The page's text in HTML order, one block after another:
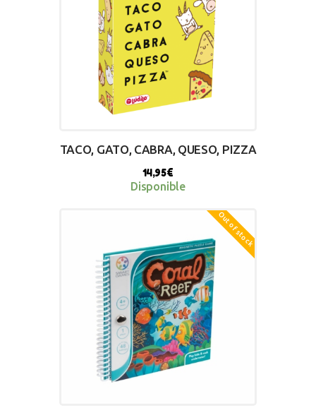
TACO, GATO, CABRA, QUESO, PIZZA
14,95€
Disponible
Out of stock